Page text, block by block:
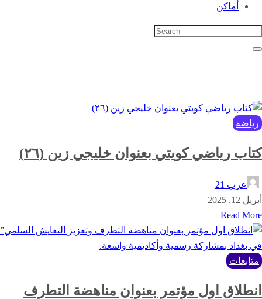
أماكن
رياضة
كتاب رياضي كويتي بعنوان خليجي زين (٢٦)
عرب 21
أبريل 12, 2025
Read More
متابعات
انطلاق اول مؤتمر بعنوان مناهضة التطرف